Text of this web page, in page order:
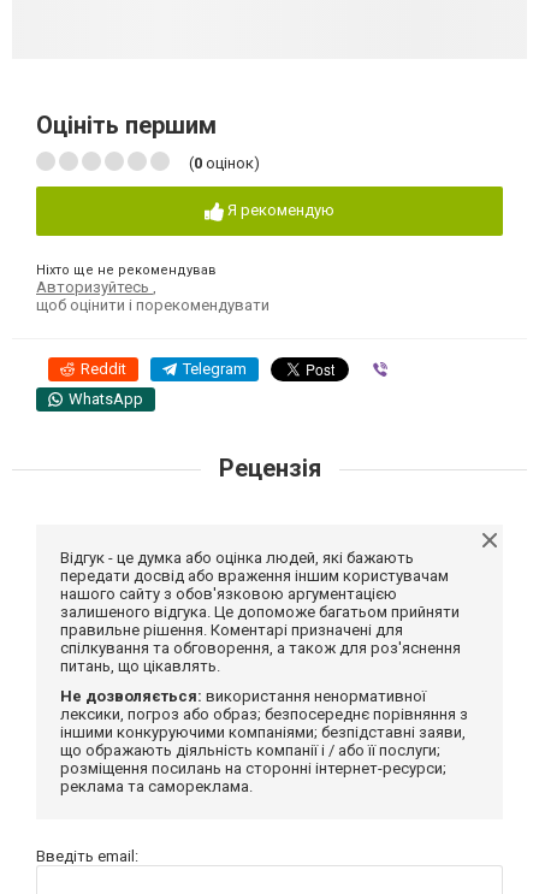
Оцініть першим
(0 оцінок)
Я рекомендую
Ніхто ще не рекомендував
Авторизуйтесь
щоб оцінити і порекомендувати
Reddit Telegram
WhatsApp
Рецензія
Відгук - це думка або оцінка людей, які бажають
передати досвід або враження іншим користувачам
нашого сайту з обов'язковою аргументацією
залишеного відгука. Це допоможе багатьом прийняти
правильне рішення. Коментарі призначені для
спілкування та обговорення, а також для роз'яснення
питань, що цікавлять.
Не дозволяється: використання ненормативної
лексики, погроз або образ; безпосереднє порівняння з
іншими конкуруючими компаніями; безпідставні заяви,
що ображають діяльність компанії і / або її послуги;
розміщення посилань на сторонні інтернет-ресурси;
реклама та самореклама.
Введіть email: